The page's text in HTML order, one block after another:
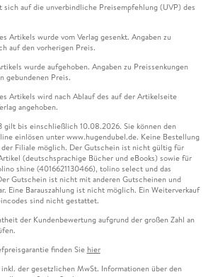
sich auf die unverbindliche Preisempfehlung (UVP) des
Artikels wurde vom Verlag gesenkt. Angaben zu
auf den vorherigen Preis.
wurde aufgehoben. Angaben zu Preissenkungen
gebundenen Preis.
Artikels wird nach Ablauf des auf der Artikelseite
angehoben.
gilt bis einschließlich 10.08.2026. Sie können den
einlösen unter www.hugendubel.de. Keine Bestellung
Filiale möglich. Der Gutschein ist nicht gültig für
(deutschsprachige Bücher und eBooks) sowie für
shine (4016621130466), tolino select und das
Gutschein ist nicht mit anderen Gutscheinen und
Eine Barauszahlung ist nicht möglich. Ein Weiterverkauf
sind nicht gestattet.
der Kundenbewertung aufgrund der großen Zahl an
finden Sie hier
der gesetzlichen MwSt. Informationen über den